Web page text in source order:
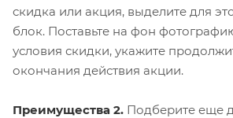
скидка или акция, выделите для
блок. Поставьте на фон
условия скидки, укажите
окончания действия акции.
Преимущества 2. Подберите еще